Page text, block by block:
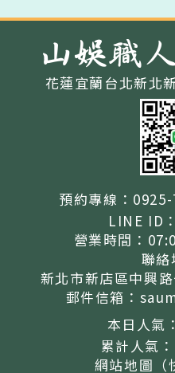
花蓮宜蘭台北新北
預約專線： 0925-
LINE ID：
營業時間：
聯絡
新北市新店區中興
郵件信箱：
本日人氣：
累計人氣：
網站地圖（